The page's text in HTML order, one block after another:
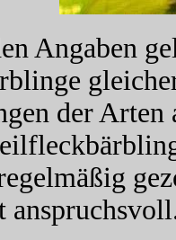
Angaben
der